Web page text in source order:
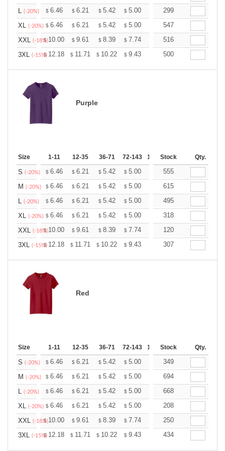
L (-20%) $ 6.46 $ 6.21 $ 5.42 $ 5.00 4.75299
XL (-20%) $ 6.46 $ 6.21 $ 5.42 $ 5.00 4.75547
XXL (-18%)
$10.00 $ 9.61 $ 8.39 $ 7.74 7.35516
3XL (-15%)
$ 12.18 $ 11.71 $ 10.22 $ 9.43 8.96500
Purple
Size 1-11 12-35 36-71 72-143 144-287 288 + More
Stock Qty.
S (-20%) $ 6.46 $ 6.21 $ 5.42 $ 5.00 4.75555
M (-20%) $ 6.46 $ 6.21 $ 5.42 $ 5.00 4.75615
L (-20%) $ 6.46 $ 6.21 $ 5.42 $ 5.00 4.75495
XL (-20%) $ 6.46 $ 6.21 $ 5.42 $ 5.00 4.75318
XXL (-18%)
$10.00 $ 9.61 $ 8.39 $ 7.74 7.35120
3XL (-15%)
$ 12.18 $ 11.71 $ 10.22 $ 9.43 8.96307
Red
Size 1-11 12-35 36-71 72-143 144-287 288 + More
Stock Qty.
S (-20%) $ 6.46 $ 6.21 $ 5.42 $ 5.00 4.75349
M (-20%) $ 6.46 $ 6.21 $ 5.42 $ 5.00 4.75694
L (-20%) $ 6.46 $ 6.21 $ 5.42 $ 5.00 4.75668
XL (-20%) $ 6.46 $ 6.21 $ 5.42 $ 5.00 4.75208
XXL (-18%)
$10.00 $ 9.61 $ 8.39 $ 7.74 7.35250
3XL (-15%)
$ 12.18 $ 11.71 $ 10.22 $ 9.43 8.96434